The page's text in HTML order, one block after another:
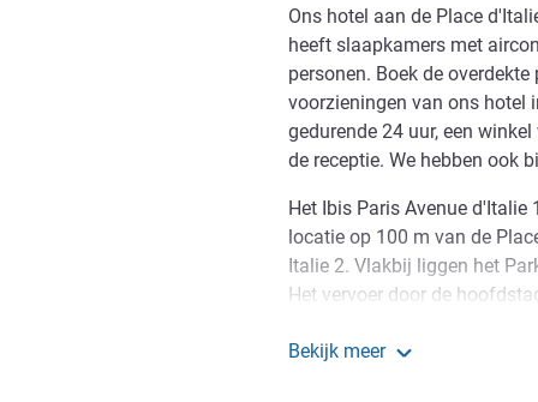
Ons hotel aan de Place
heeft slaapkamers met
personen. Boek de
voorzieningen van ons hotel
gedurende 24 uur, een
de receptie. We hebben ook
Het Ibis Paris Avenue
locatie op 100 m van de
Italie 2. Vlakbij liggen het
Het vervoer door de
Orly via lijn 14, op 800 meter
Bekijk meer